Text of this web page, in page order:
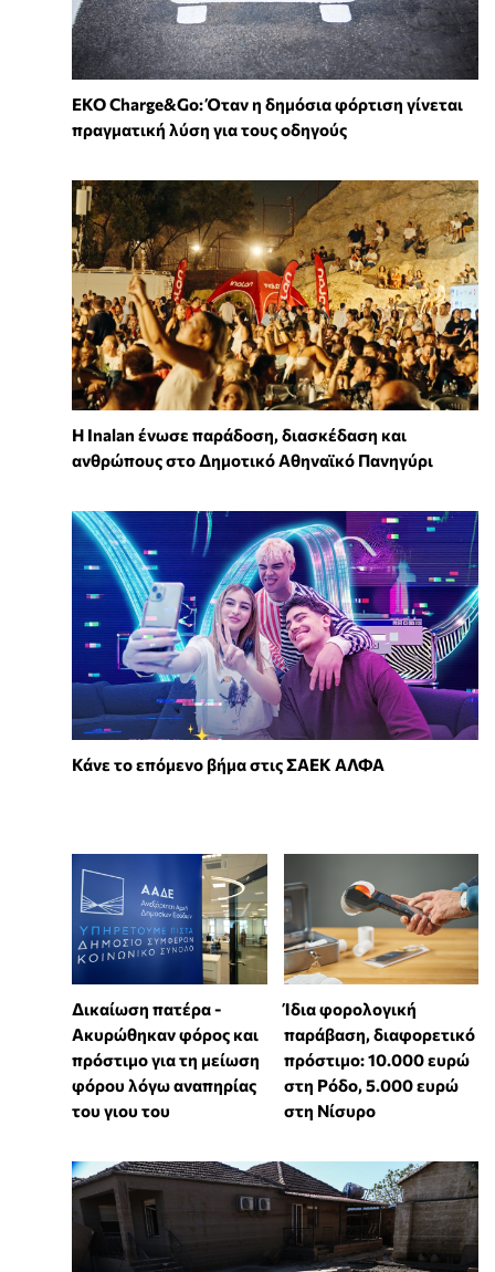
EKO Charge&Go: Όταν η δημόσια φόρτιση γίνεται
πραγματική λύση για τους οδηγούς
Η Inalan ένωσε παράδοση, διασκέδαση και
ανθρώπους στο Δημοτικό Αθηναϊκό Πανηγύρι
Κάνε το επόμενο βήμα στις ΣΑΕΚ ΑΛΦΑ
Δικαίωση πατέρα -
Ακυρώθηκαν φόρος και
πρόστιμο για τη μείωση
φόρου λόγω αναπηρίας
του γιου του
Ίδια φορολογική
παράβαση, διαφορετικό
πρόστιμο: 10.000 ευρώ
στη Ρόδο, 5.000 ευρώ
στη Νίσυρο